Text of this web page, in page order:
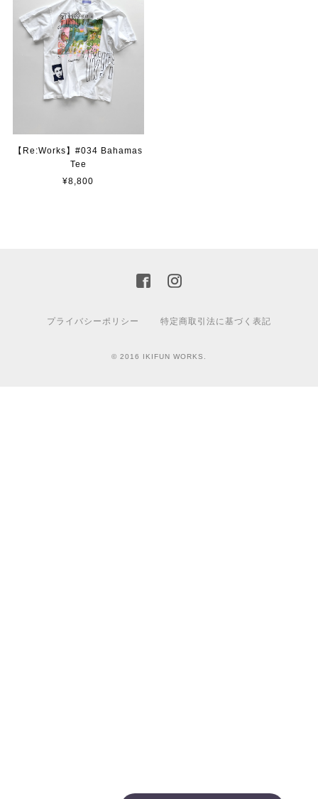
【Re:Works】#034 Bahamas
Tee
¥8,800
プライバシーポリシー 特定商取引法に基づく表記
© 2016 IKIFUN WORKS.